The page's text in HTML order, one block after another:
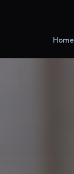
Home